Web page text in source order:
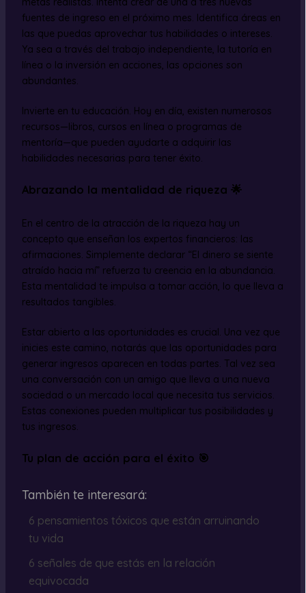
fuentes de ingreso en el próximo mes. Identifica áreas en
las que puedas aprovechar tus habilidades o intereses.
Ya sea a través del trabajo independiente, la tutoría en
línea o la inversión en acciones, las opciones son
abundantes.
Invierte en tu educación. Hoy en día, existen numerosos
recursos—libros, cursos en línea o programas de
mentoría—que pueden ayudarte a adquirir las
habilidades necesarias para tener éxito.
Abrazando la mentalidad de riqueza 🌟
En el centro de la atracción de la riqueza hay un
concepto que enseñan los expertos financieros: las
afirmaciones. Simplemente declarar “El dinero se siente
atraído hacia mí” refuerza tu creencia en la abundancia.
Esta mentalidad te impulsa a tomar acción, lo que lleva a
resultados tangibles.
Estar abierto a las oportunidades es crucial. Una vez que
inicies este camino, notarás que las oportunidades para
generar ingresos aparecen en todas partes. Tal vez sea
una conversación con un amigo que lleva a una nueva
sociedad o un mercado local que necesita tus servicios.
Estas conexiones pueden multiplicar tus posibilidades y
tus ingresos.
Tu plan de acción para el éxito 🎯
También te interesará:
6 pensamientos tóxicos que están arruinando
tu vida
6 señales de que estás en la relación
equivocada